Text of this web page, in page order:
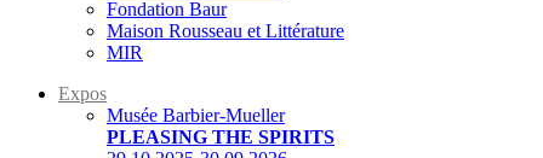
Fondation Baur
Maison Rousseau et Littérature
MIR
Expos
Musée Barbier-Mueller
PLEASING THE SPIRITS